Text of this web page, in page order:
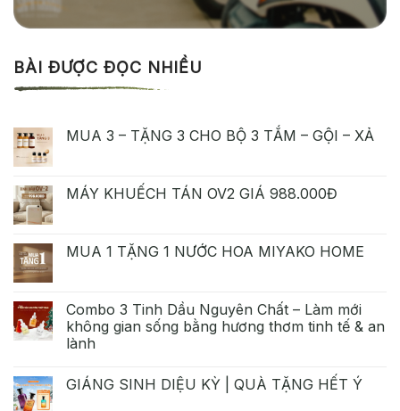
BÀI ĐƯỢC ĐỌC NHIỀU
MUA 3 – TẶNG 3 CHO BỘ 3 TẮM – GỘI – XẢ
MÁY KHUẾCH TÁN OV2 GIÁ 988.000Đ
MUA 1 TẶNG 1 NƯỚC HOA MIYAKO HOME
Combo 3 Tinh Dầu Nguyên Chất – Làm mới
không gian sống bằng hương thơm tinh tế & an
lành
GIÁNG SINH DIỆU KỲ | QUÀ TẶNG HẾT Ý